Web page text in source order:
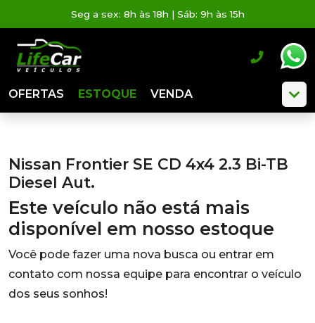
Seg a sex: 8h às 18h | Sáb: 9h às 15h
OFERTAS ESTOQUE VENDA
Nissan Frontier SE CD 4x4 2.3 Bi-TB
Diesel Aut.
Este veículo não está mais
disponível em nosso estoque
Você pode fazer uma nova busca ou entrar em
contato com nossa equipe para encontrar o veículo
dos seus sonhos!